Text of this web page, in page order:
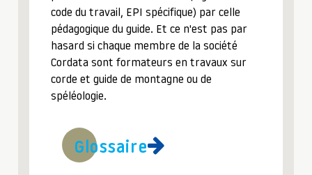
code du travail, EPI spécifique) par celle
pédagogique du guide. Et ce n'est pas par
hasard si chaque membre de la société
Cordata sont formateurs en travaux sur
corde et guide de montagne ou de
spéléologie.
Glossaire